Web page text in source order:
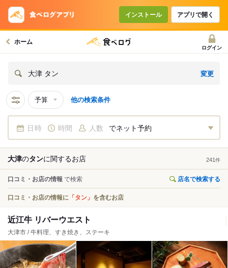
インストール アプリで開く
ホーム
ログイン
大津 タン 変更
予算 他の検索条件
日時 時間 人数 でネット予約
大津のタンに関するお店 241 件
口コミ・お店の情報 で検索 店名で検索する
口コミ・お店の情報に 「タン」 を含むお店
近江牛 リバーウエスト
大津市 / 牛料理、すき焼き、ステーキ